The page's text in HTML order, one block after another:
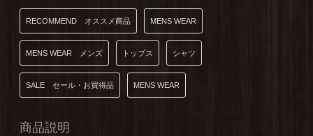
RECOMMEND オススメ商品 MENS WEAR
MENS WEAR メンズ トップス シャツ
SALE セール・お買得品 MENS WEAR
商品説明